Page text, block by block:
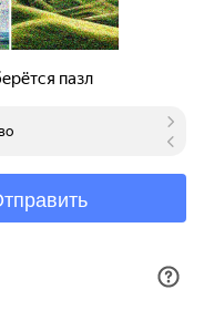
сайта
запчастей,
защищены